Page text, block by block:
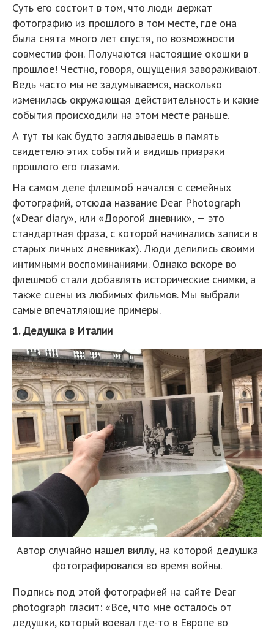
Суть его состоит в том, что люди держат
фотографию из прошлого в том месте, где она
была снята много лет спустя, по возможности
совместив фон. Получаются настоящие окошки в
прошлое! Честно, говоря, ощущения завораживают.
Ведь часто мы не задумываемся, насколько
изменилась окружающая действительность и какие
события происходили на этом месте раньше.
А тут ты как будто заглядываешь в память
свидетелю этих событий и видишь призраки
прошлого его глазами.
На самом деле флешмоб начался с семейных
фотографий, отсюда название Dear Photograph
(«Dear diary», или «Дорогой дневник», — это
стандартная фраза, с которой начинались записи в
старых личных дневниках). Люди делились своими
интимными воспоминаниями. Однако вскоре во
флешмоб стали добавлять исторические снимки, а
также сцены из любимых фильмов. Мы выбрали
самые впечатляющие примеры.
1. Дедушка в Италии
Автор случайно нашел виллу, на которой дедушка
фотографировался во время войны.
Подпись под этой фотографией на сайте Dear
photograph гласит: «Все, что мне осталось от
дедушки, который воевал где-то в Европе во